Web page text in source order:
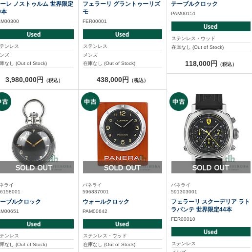
レ ノストゥルム 世界限定
ンレス
ズ
なし (Out of Stock)
3,980,000円 （税込）
フェラーリ グラントゥーリズ
モ
FER00001
ステンレス
メンズ
在庫なし (Out of Stock)
438,000円 （税込）
テーブルクロック
PAM00151
ステンレス・ウッド
在庫なし (Out of Stock)
118,000円 （税込）
ライ
ブルクロック
ンレス
なし (Out of Stock)
パネライ
596837001
ウォールクロック
PAM00642
ステンレス・ウッド
在庫なし (Out of Stock)
パネライ
591303001
フェラーリ スクーデリア ラト
ラパンテ 世界限定44本
FER00010
ステンレス